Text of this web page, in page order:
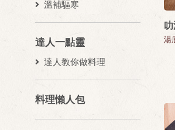
溫補驅寒
達人一點靈
達人教你做料理
料理懶人包
湯